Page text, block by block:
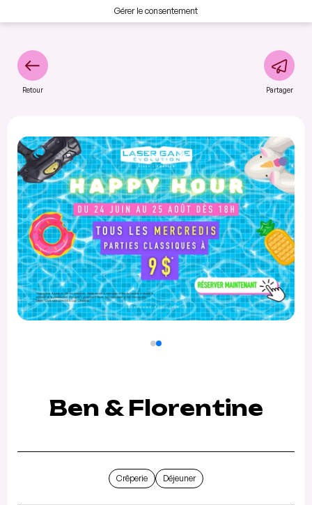
Gérer le consentement
Retour Partager
Ben & Florentine
Crêperie Déjeuner